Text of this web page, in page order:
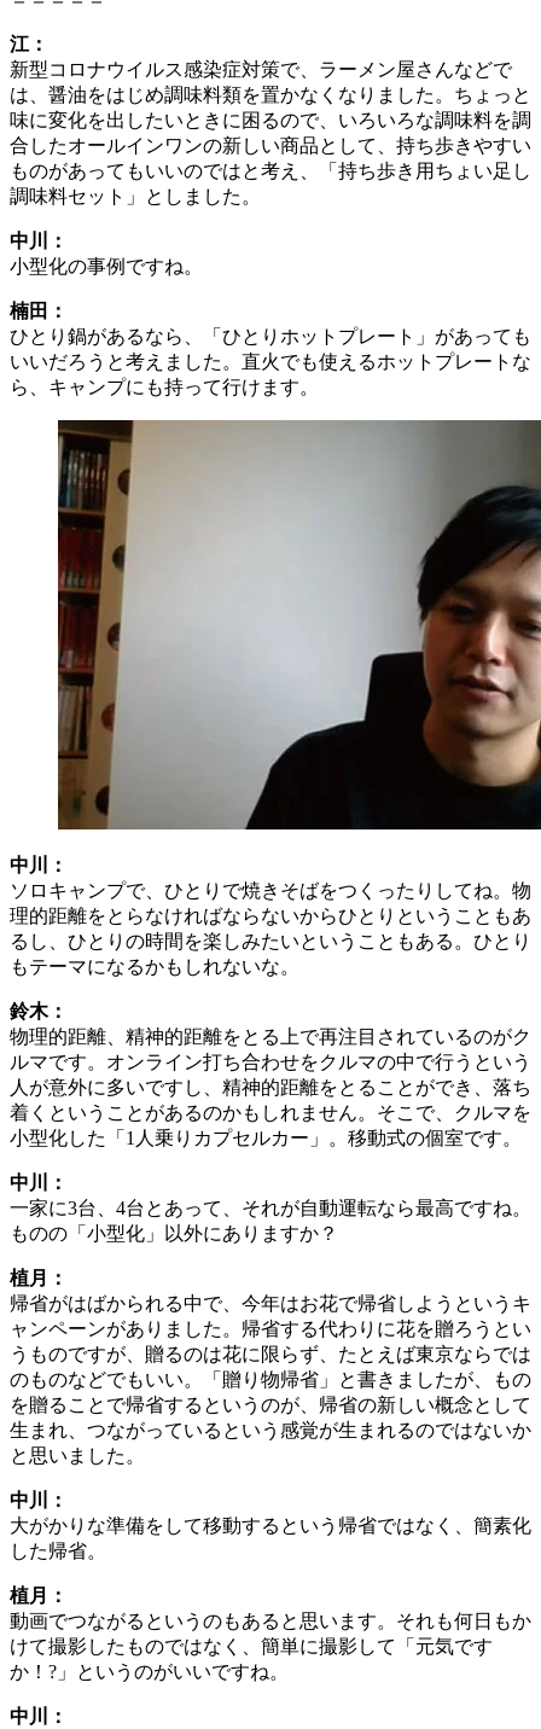
江：
新型コロナウイルス感染症対策で、ラーメン屋さんなどで
は、醤油をはじめ調味料類を置かなくなりました。ちょっと
味に変化を出したいときに困るので、いろいろな調味料を調
合したオールインワンの新しい商品として、持ち歩きやすい
ものがあってもいいのではと考え、「持ち歩き用ちょい足し
調味料セット」としました。
中川：
小型化の事例ですね。
楠田：
ひとり鍋があるなら、「ひとりホットプレート」があっても
いいだろうと考えました。直火でも使えるホットプレートな
ら、キャンプにも持って行けます。
中川：
ソロキャンプで、ひとりで焼きそばをつくったりしてね。物
理的距離をとらなければならないからひとりということもあ
るし、ひとりの時間を楽しみたいということもある。ひとり
もテーマになるかもしれないな。
鈴木：
物理的距離、精神的距離をとる上で再注目されているのがク
ルマです。オンライン打ち合わせをクルマの中で行うという
人が意外に多いですし、精神的距離をとることができ、落ち
着くということがあるのかもしれません。そこで、クルマを
小型化した「1人乗りカプセルカー」。移動式の個室です。
中川：
一家に3台、4台とあって、それが自動運転なら最高ですね。
ものの「小型化」以外にありますか？
植月：
帰省がはばかられる中で、今年はお花で帰省しようというキ
ャンペーンがありました。帰省する代わりに花を贈ろうとい
うものですが、贈るのは花に限らず、たとえば東京ならでは
のものなどでもいい。「贈り物帰省」と書きましたが、もの
を贈ることで帰省するというのが、帰省の新しい概念として
生まれ、つながっているという感覚が生まれるのではないか
と思いました。
中川：
大がかりな準備をして移動するという帰省ではなく、簡素化
した帰省。
植月：
動画でつながるというのもあると思います。それも何日もか
けて撮影したものではなく、簡単に撮影して「元気です
か！?」というのがいいですね。
中川：